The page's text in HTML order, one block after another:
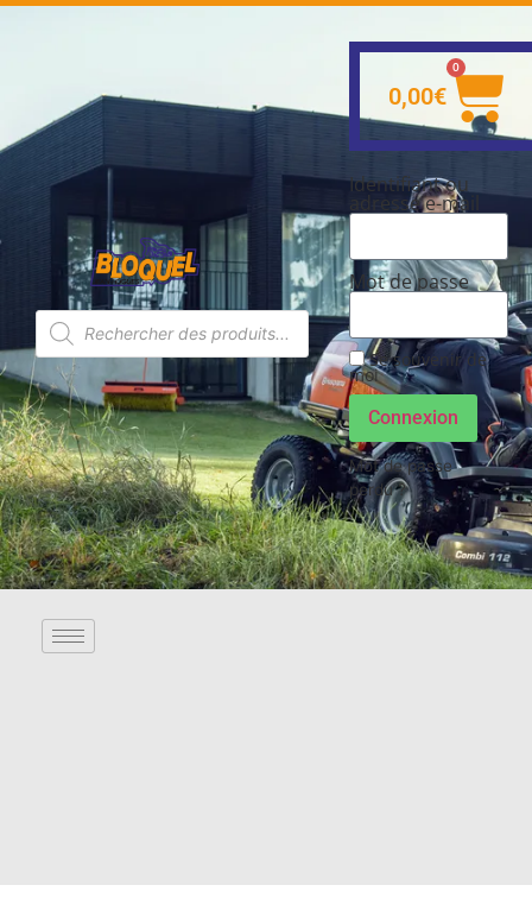
0,00€
0
Identifiant ou
adresse e-mail
Mot de passe
Se souvenir de
moi
Connexion
Mot de passe
perdu ?